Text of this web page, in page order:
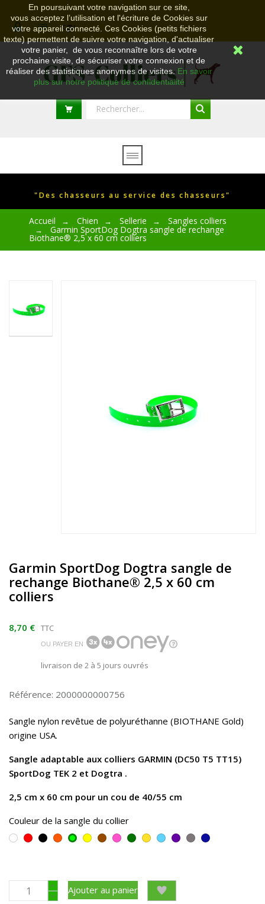
En poursuivant votre navigation sur ce site,
vous acceptez l’utilisation et l'écriture de Cookies sur
votre appareil connecté. Ces Cookies (petits fichiers
texte) permettent de suivre votre navigation, d'actualiser
votre panier, de vous reconnaître lors de votre
prochaine visite, de sécuriser votre connexion et de
réaliser des statistiques anonymes de visites. En savoir
plus sur notre politique de confidentialité
cgv
"Des chasseurs au service des chasseurs"
Accueil → Chien → Sellerie → Sangles colliers
→ Garmin SportDog Dogtra sangle de rechange
Biothane® 2,5 x 60 cm colliers
Garmin SportDog Dogtra sangle de
rechange Biothane® 2,5 x 60 cm
colliers
8,70 € TTC
OU PAYER EN
livraison de 2 à 5 jours ouvrés
Référence: 2000000000756
Sangle nylon revêtue de polyuréthanne (BIOTHANE Gold)
origine USA.
Sangle adaptable aux colliers GARMIN (DC50 T5 TT15)
SportDog TEK 2 et Dogtra .
2,5 cm x 60 cm pour un cou de 40/55 cm
Couleur de la sangle du collier
BlancRouge
NoirOrange
VertJauneMarron
RosevertjaunebleuvioletGrisBleu
Ajouter au panier